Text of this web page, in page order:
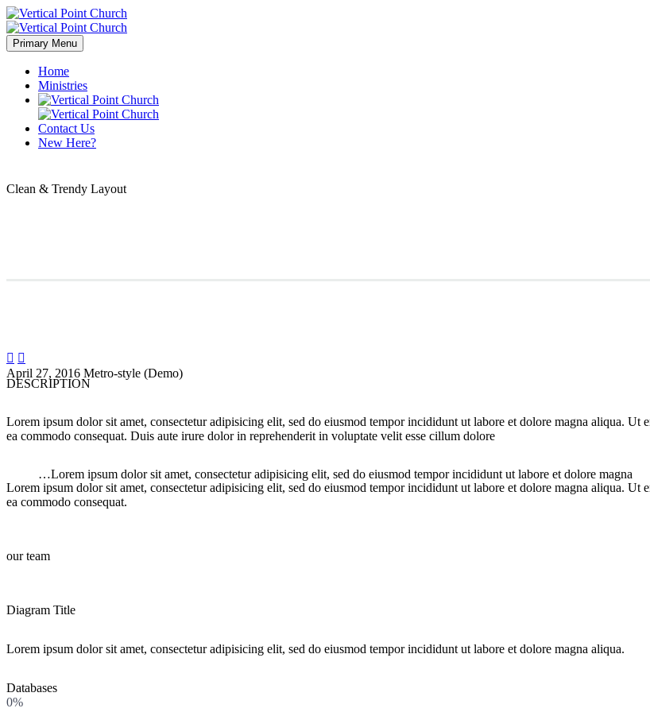
Primary Menu
Home
Ministries
Contact Us
New Here?
Clean & Trendy Layout
 
April 27, 2016 Metro-style (Demo)
DESCRIPTION
Lorem ipsum dolor sit amet, consectetur adipisicing elit, sed do eiusmod tempor incididunt ut labore et dolore magna aliqua.
ea commodo consequat. Duis aute irure dolor in reprehenderit in voluptate velit esse cillum dolore
…Lorem ipsum dolor sit amet, consectetur adipisicing elit, sed do eiusmod tempor incididunt ut labore et dolore magna
Lorem ipsum dolor sit amet, consectetur adipisicing elit, sed do eiusmod tempor incididunt ut labore et dolore magna aliqua.
ea commodo consequat.
our team
Diagram Title
Lorem ipsum dolor sit amet, consectetur adipisicing elit, sed do eiusmod tempor incididunt ut labore et dolore magna aliqua.
Databases
0%